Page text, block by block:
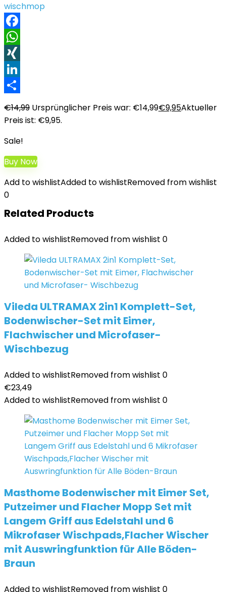
wischmop
Facebook
WhatsApp
XING
LinkedIn
€14,99 Ursprünglicher Preis war: €14,99€9,95Aktueller
Preis ist: €9,95.
Sale!
Buy Now
Add to wishlistAdded to wishlistRemoved from wishlist
0
Related Products
Added to wishlistRemoved from wishlist 0
Vileda ULTRAMAX 2in1 Komplett-Set,
Bodenwischer-Set mit Eimer,
Flachwischer und Microfaser-
Wischbezug
Added to wishlistRemoved from wishlist 0
€23,49
Added to wishlistRemoved from wishlist 0
Masthome Bodenwischer mit Eimer Set,
Putzeimer und Flacher Mopp Set mit
Langem Griff aus Edelstahl und 6
Mikrofaser Wischpads,Flacher Wischer
mit Auswringfunktion für Alle Böden-
Braun
Added to wishlistRemoved from wishlist 0